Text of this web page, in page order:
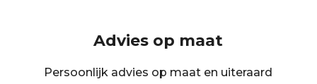
Advies op maat
Persoonlijk advies op maat en uiteraard